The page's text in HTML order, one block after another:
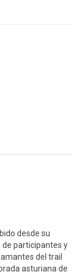
desde su
participantes y
del trail
asturiana de